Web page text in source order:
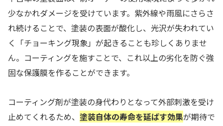
少なかれダメージを受けています。紫外線や雨風にさらさ
れ続けることで、塗装の表面が酸化し、光沢が失われてい
く「チョーキング現象」が起きることも珍しくありませ
ん。コーティングを施すことで、これ以上の劣化を防ぐ強
固な保護膜を作ることができます。
コーティング剤が塗装の身代わりとなって外部刺激を受け
止めてくれるため、 塗装自体の寿命を延ばす効果が期待で